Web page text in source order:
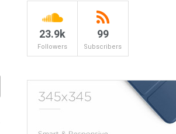
23.9k
Followers
99
Subscribers